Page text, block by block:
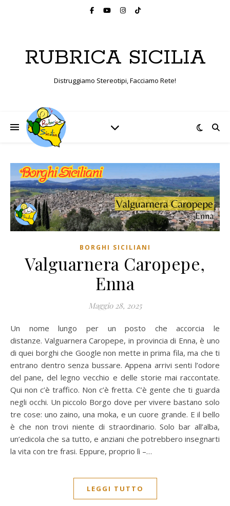
RUBRICA SICILIA
Distruggiamo Stereotipi, Facciamo Rete!
BORGHI SICILIANI
Valguarnera Caropepe,
Enna
Maggio 28, 2025
Un nome lungo per un posto che accorcia le
distanze. Valguarnera Caropepe, in provincia di Enna, è uno
di quei borghi che Google non mette in prima fila, ma che ti
entrano dentro senza bussare. Appena arrivi senti l’odore
del pane, del legno vecchio e delle storie mai raccontate.
Qui non c’è traffico. Non c’è fretta. C’è gente che ti guarda
negli occhi. Un piccolo Borgo dove per vivere bastano solo
tre cose: uno zaino, una moka, e un cuore grande. E il bello
è che non trovi niente di straordinario. Solo bar all’alba,
un’edicola che sa tutto, e anziani che potrebbero insegnarti
la vita con tre frasi. Eppure, proprio lì –…
LEGGI TUTTO